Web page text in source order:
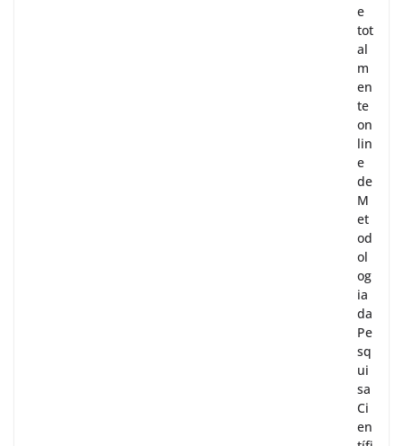
e
tot
al
m
en
te
on
lin
e
de
M
et
od
ol
og
ia
da
Pe
sq
ui
sa
Ci
en